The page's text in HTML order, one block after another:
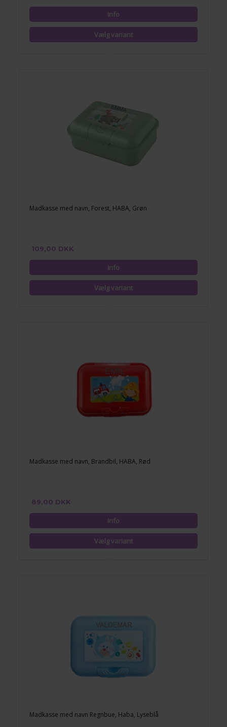
Madkasse med navn, Forest, HABA, Grøn
109,00 DKK
Madkasse med navn, Brandbil, HABA, Rød
89,00 DKK
Madkasse med navn Regnbue, Haba, Lyseblå